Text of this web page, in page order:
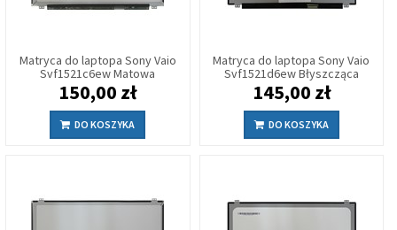
Matryca do laptopa Sony Vaio
Svf1521c6ew Matowa
150,00 zł
DO KOSZYKA
Matryca do laptopa Sony Vaio
Svf1521d6ew Błyszcząca
145,00 zł
DO KOSZYKA